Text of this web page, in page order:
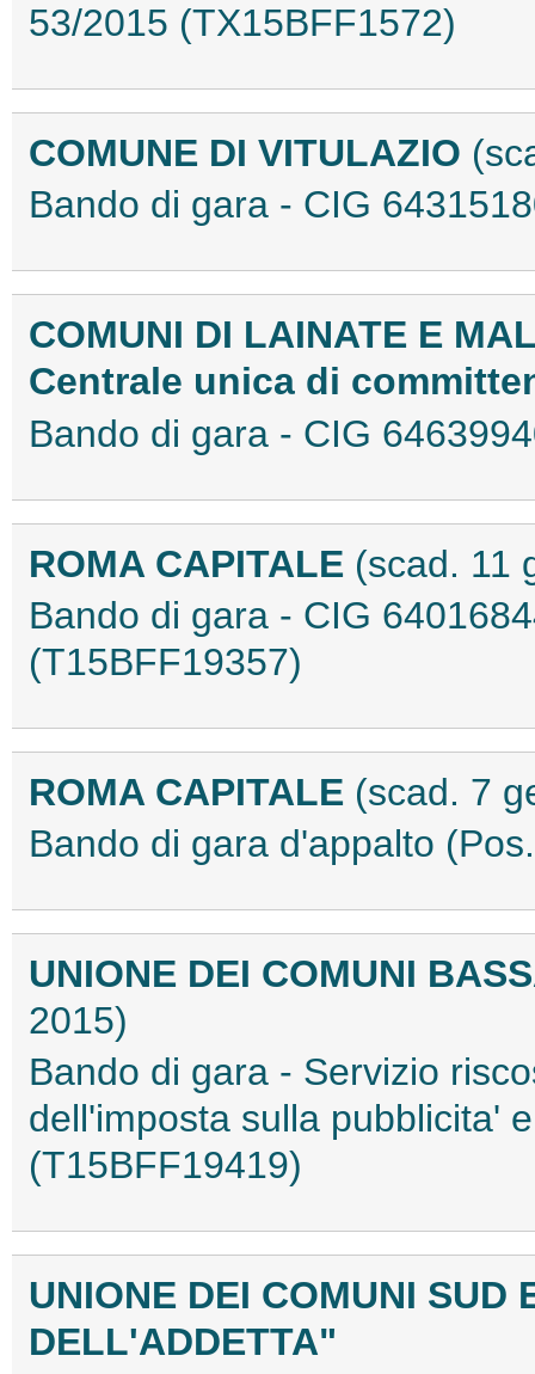
53/2015 (TX15BFF1572)
COMUNE DI VITULAZIO
Bando di gara - CIG
COMUNI DI LAINATE E
Centrale unica di
Bando di gara - CIG
ROMA CAPITALE (scad. 11
Bando di gara - CIG
(T15BFF19357)
ROMA CAPITALE (scad. 7
Bando di gara d'appalto
UNIONE DEI COMUNI
2015)
Bando di gara - Servizio
dell'imposta sulla pubblicita'
(T15BFF19419)
UNIONE DEI COMUNI SUD
DELL'ADDETTA"